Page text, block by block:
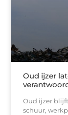
Oud ijzer
Oud ijzer
schuur,